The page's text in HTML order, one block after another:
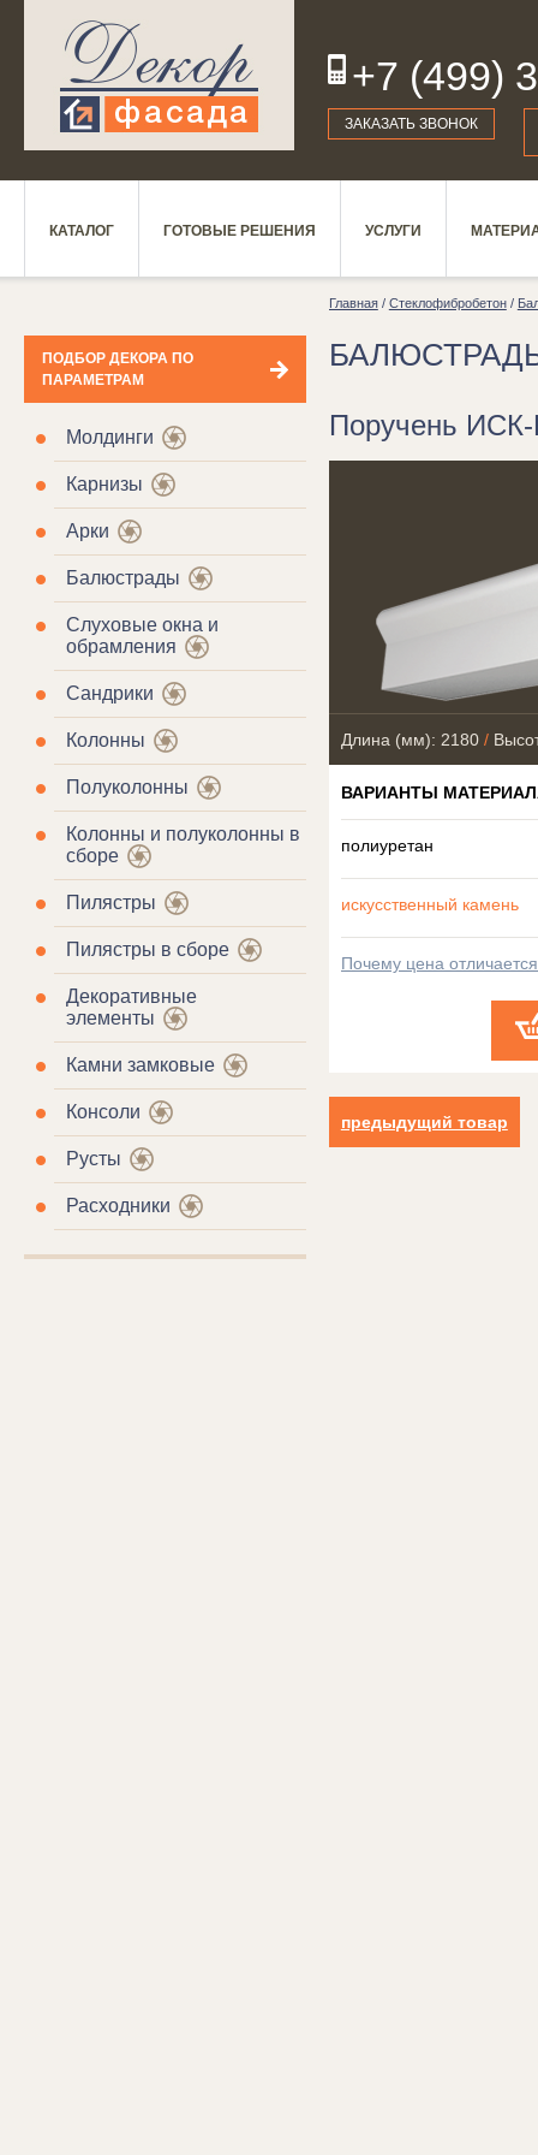
+7 (499)
19
ЗАКАЗАТЬ ЗВОНОК
КАТАЛОГ ГОТОВЫЕ РЕШЕНИЯ УСЛУГИ
ПОДБОР ДЕКОРА ПО
ПАРАМЕТРАМ
Молдинги
Карнизы
Арки
Балюстрады
Слуховые окна и
обрамления
Сандрики
Колонны
Полуколонны
Колонны и полуколонны в
сборе
Пилястры
Пилястры в сборе
Декоративные
элементы
Камни замковые
Консоли
Русты
Расходники
Главная/ Стеклофибробетон/
Поручень
Длина (мм): 2180/
ВАРИАНТЫ
полиуретан
искусственный камень
Почему цена
предыдущий товар